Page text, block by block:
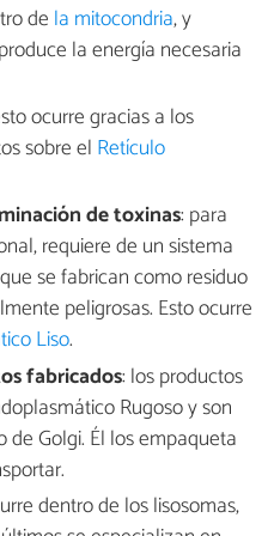
de la mitocondria, y
la energía necesaria
ocurre gracias a los
sobre el Retículo
de toxinas: para
requiere de un sistema
se fabrican como residuo
peligrosas. Esto ocurre
Liso.
fabricados: los productos
Rugoso y son
Golgi. Él los empaqueta
dentro de los lisosomas,